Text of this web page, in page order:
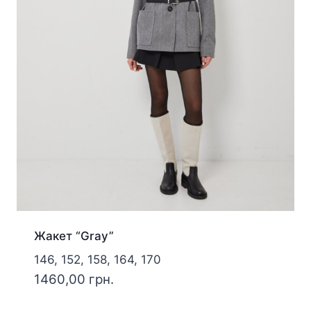
Жакет “Gray”
146, 152, 158, 164, 170
1460,00 грн.